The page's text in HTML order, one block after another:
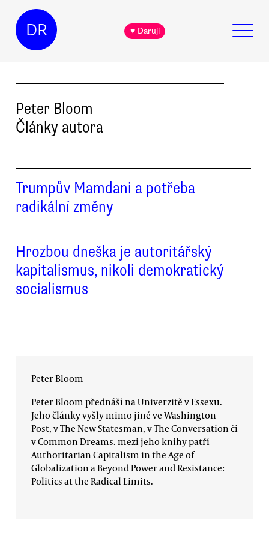
DR ♥ Daruji
Peter Bloom
Články autora
Trumpův Mamdani a potřeba
radikální změny
Hrozbou dneška je autoritářský
kapitalismus, nikoli demokratický
socialismus
Peter Bloom
Peter Bloom přednáší na Univerzitě v Essexu.
Jeho články vyšly mimo jiné ve Washington
Post, v The New Statesman, v The Conversation či
v Common Dreams. mezi jeho knihy patří
Authoritarian Capitalism in the Age of
Globalization a Beyond Power and Resistance:
Politics at the Radical Limits.